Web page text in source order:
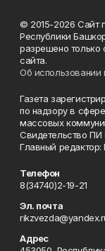
© 2015-2026 Сайт
Республики
разрешено только
сайта.
Об использовании
Газета
по надзору в
массовых
Свидетельство ПИ
Главный редактор:
Телефон
8(34740)2-19-21
Эл. почта
Адрес